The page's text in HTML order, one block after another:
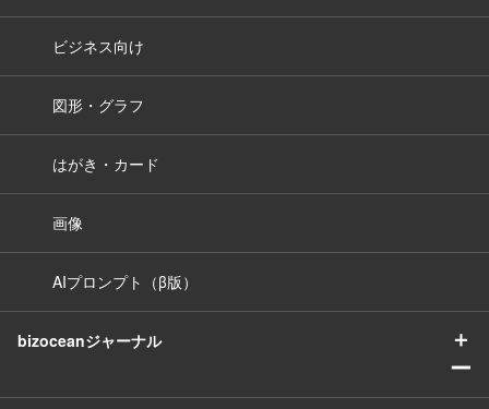
ビジネス向け
図形・グラフ
はがき・カード
画像
AIプロンプト（β版）
bizoceanジャーナル
＋
ー